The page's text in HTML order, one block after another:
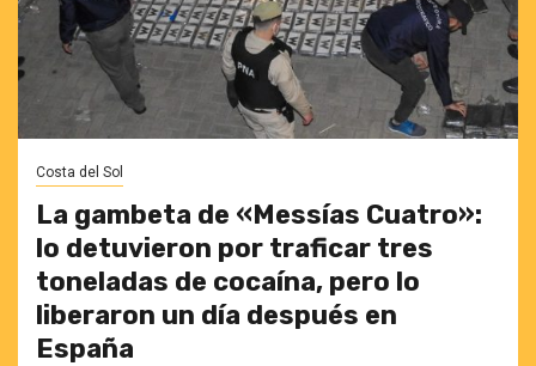
Costa del Sol
La gambeta de «Messías Cuatro»:
lo detuvieron por traficar tres
toneladas de cocaína, pero lo
liberaron un día después en
España